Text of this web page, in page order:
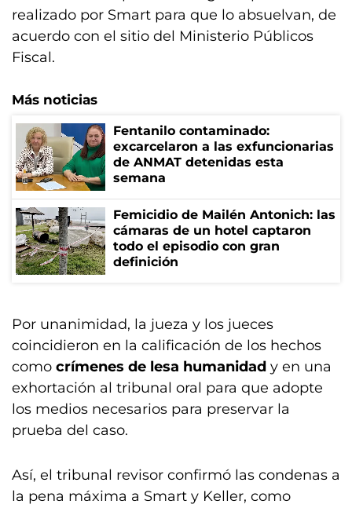
realizado por Smart para que lo absuelvan, de
acuerdo con el sitio del Ministerio Públicos
Fiscal.
Más noticias
Fentanilo contaminado:
excarcelaron a las exfuncionarias
de ANMAT detenidas esta
semana
Femicidio de Mailén Antonich: las
cámaras de un hotel captaron
todo el episodio con gran
definición
Por unanimidad, la jueza y los jueces
coincidieron en la calificación de los hechos
como crímenes de lesa humanidad y en una
exhortación al tribunal oral para que adopte
los medios necesarios para preservar la
prueba del caso.
Así, el tribunal revisor confirmó las condenas a
la pena máxima a Smart y Keller, como